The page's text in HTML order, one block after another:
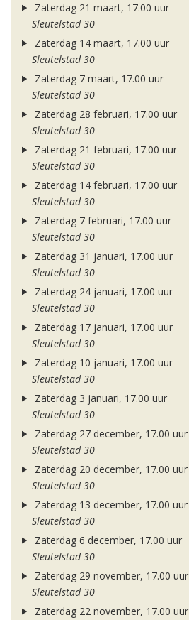
Zaterdag 21 maart, 17.00 uur
Sleutelstad 30
Zaterdag 14 maart, 17.00 uur
Sleutelstad 30
Zaterdag 7 maart, 17.00 uur
Sleutelstad 30
Zaterdag 28 februari, 17.00 uur
Sleutelstad 30
Zaterdag 21 februari, 17.00 uur
Sleutelstad 30
Zaterdag 14 februari, 17.00 uur
Sleutelstad 30
Zaterdag 7 februari, 17.00 uur
Sleutelstad 30
Zaterdag 31 januari, 17.00 uur
Sleutelstad 30
Zaterdag 24 januari, 17.00 uur
Sleutelstad 30
Zaterdag 17 januari, 17.00 uur
Sleutelstad 30
Zaterdag 10 januari, 17.00 uur
Sleutelstad 30
Zaterdag 3 januari, 17.00 uur
Sleutelstad 30
Zaterdag 27 december, 17.00 uur
Sleutelstad 30
Zaterdag 20 december, 17.00 uur
Sleutelstad 30
Zaterdag 13 december, 17.00 uur
Sleutelstad 30
Zaterdag 6 december, 17.00 uur
Sleutelstad 30
Zaterdag 29 november, 17.00 uur
Sleutelstad 30
Zaterdag 22 november, 17.00 uur